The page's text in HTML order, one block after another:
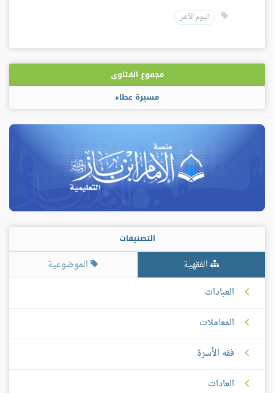
اليوم الآخر
مجموع الفتاوى
مسيرة عطاء
التصنيفات
الفقهية
الموضوعية
العبادات
المعاملات
فقه الأسرة
العادات